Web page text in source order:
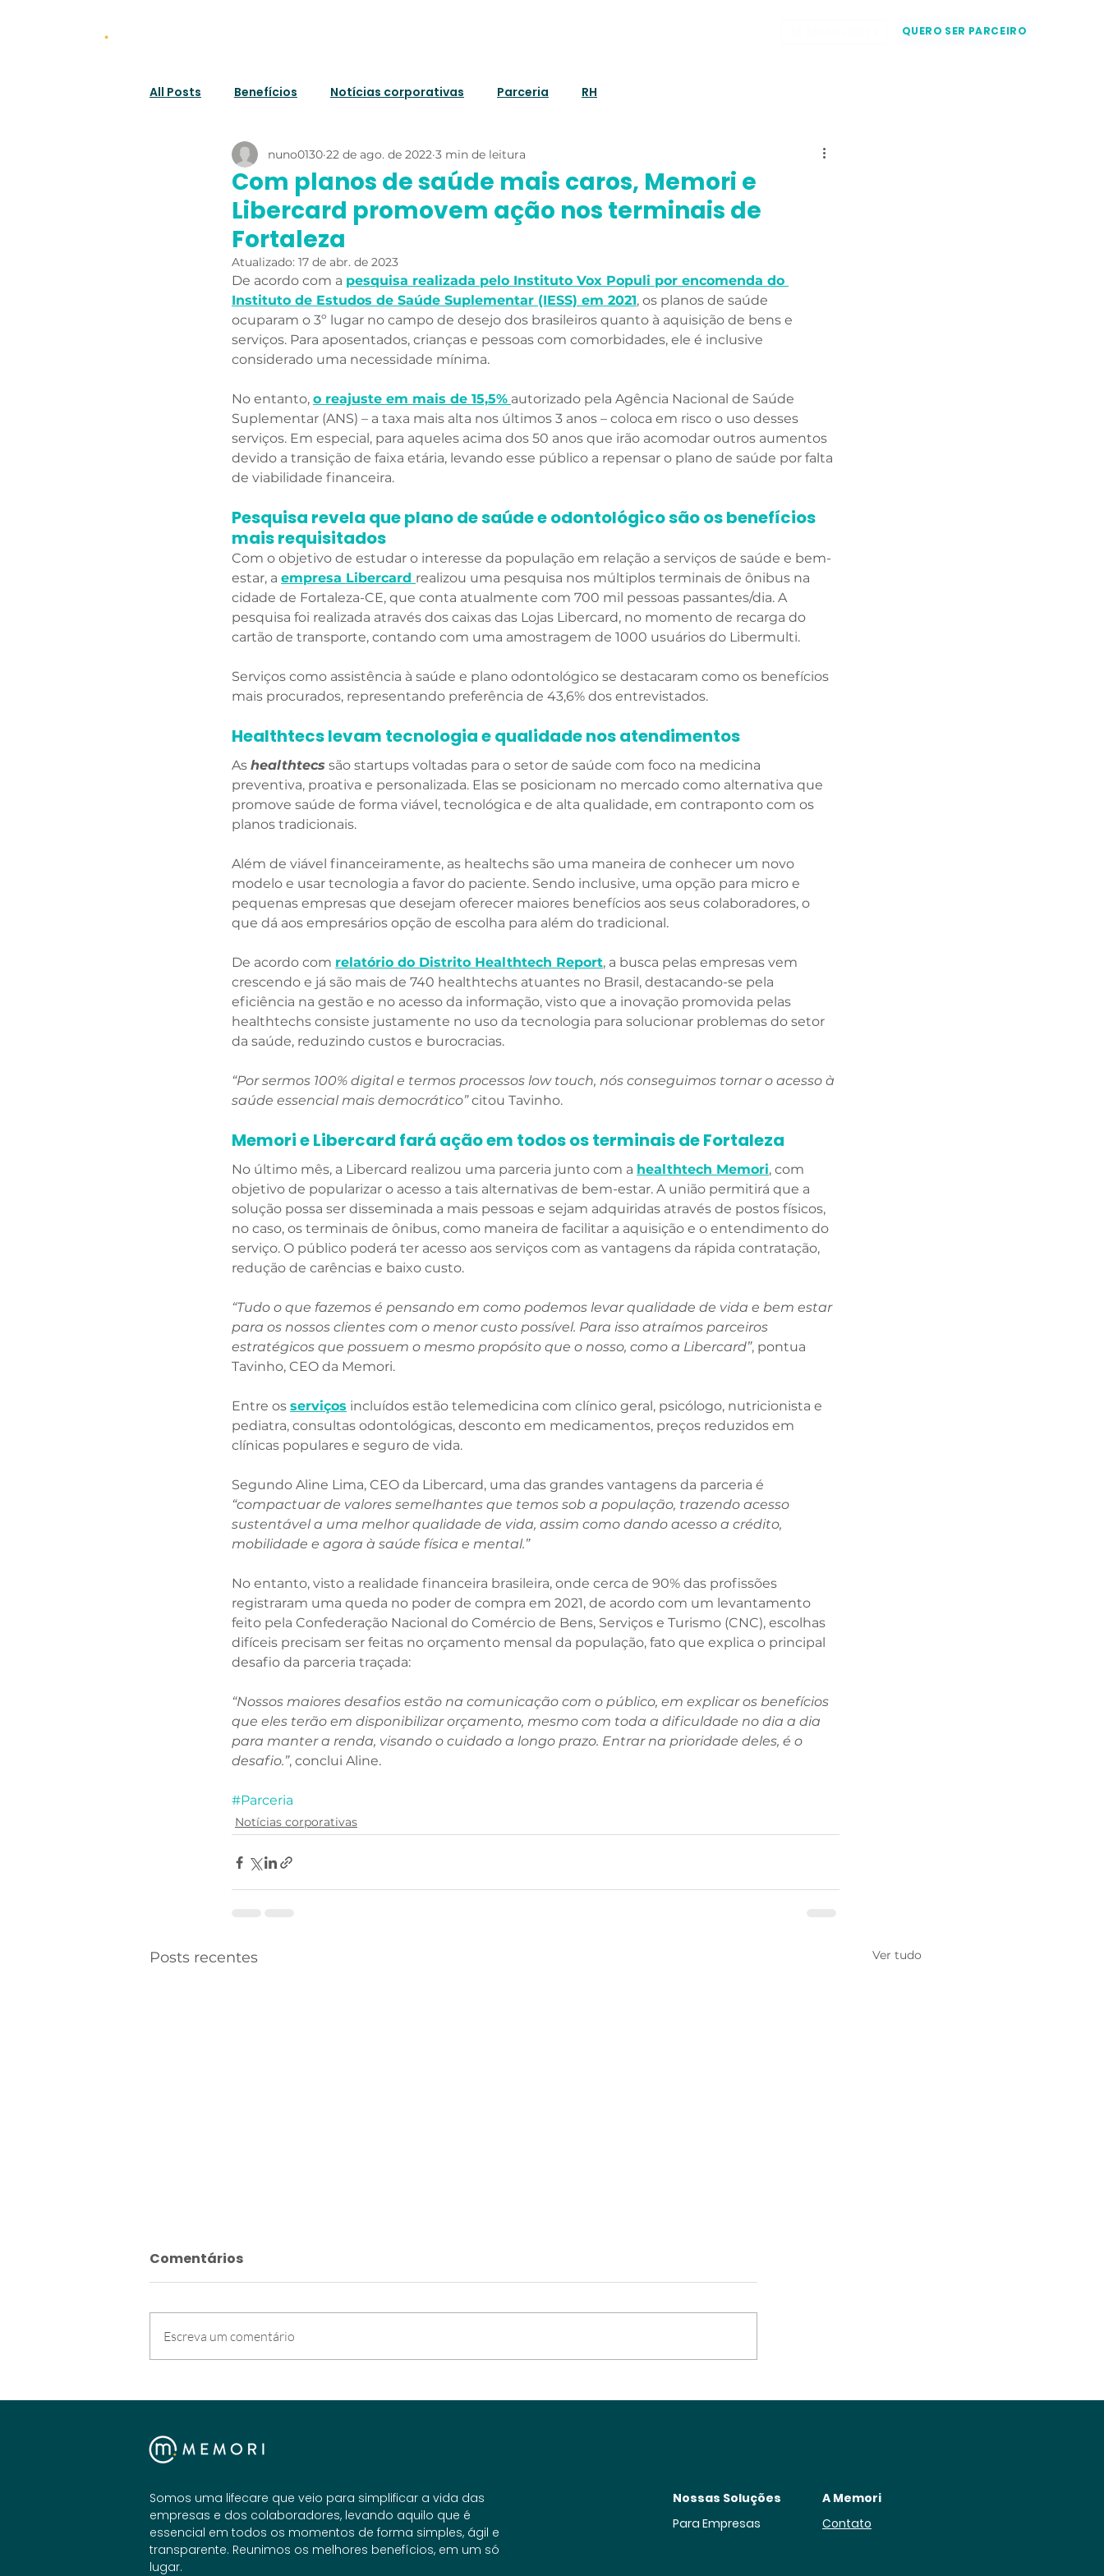
QUERO SER PARCEIRO
All Posts Benefícios Notícias corporativas Parceria RH
Com planos de saúde mais caros, Memori e
Libercard promovem ação nos terminais de
Fortaleza
nuno0130 22 de ago. de 2022 3 min de leitura
Atualizado: 17 de abr. de 2023
De acordo com a pesquisa realizada pelo Instituto Vox Populi por encomenda do
Instituto de Estudos de Saúde Suplementar (IESS) em 2021, os planos de saúde
ocuparam o 3º lugar no campo de desejo dos brasileiros quanto à aquisição de bens e
serviços. Para aposentados, crianças e pessoas com comorbidades, ele é inclusive
considerado uma necessidade mínima.
No entanto, o reajuste em mais de 15,5% autorizado pela Agência Nacional de Saúde
Suplementar (ANS) – a taxa mais alta nos últimos 3 anos – coloca em risco o uso desses
serviços. Em especial, para aqueles acima dos 50 anos que irão acomodar outros aumentos
devido a transição de faixa etária, levando esse público a repensar o plano de saúde por falta
de viabilidade financeira.
Pesquisa revela que plano de saúde e odontológico são os benefícios
mais requisitados
Com o objetivo de estudar o interesse da população em relação a serviços de saúde e bem-
estar, a empresa Libercard realizou uma pesquisa nos múltiplos terminais de ônibus na
cidade de Fortaleza-CE, que conta atualmente com 700 mil pessoas passantes/dia. A
pesquisa foi realizada através dos caixas das Lojas Libercard, no momento de recarga do
cartão de transporte, contando com uma amostragem de 1000 usuários do Libermulti.
Serviços como assistência à saúde e plano odontológico se destacaram como os benefícios
mais procurados, representando preferência de 43,6% dos entrevistados.
Healthtecs levam tecnologia e qualidade nos atendimentos
As healthtecs são startups voltadas para o setor de saúde com foco na medicina
preventiva, proativa e personalizada. Elas se posicionam no mercado como alternativa que
promove saúde de forma viável, tecnológica e de alta qualidade, em contraponto com os
planos tradicionais.
Além de viável financeiramente, as healtechs são uma maneira de conhecer um novo
modelo e usar tecnologia a favor do paciente. Sendo inclusive, uma opção para micro e
pequenas empresas que desejam oferecer maiores benefícios aos seus colaboradores, o
que dá aos empresários opção de escolha para além do tradicional.
De acordo com relatório do Distrito Healthtech Report, a busca pelas empresas vem
crescendo e já são mais de 740 healthtechs atuantes no Brasil, destacando-se pela
eficiência na gestão e no acesso da informação, visto que a inovação promovida pelas
healthtechs consiste justamente no uso da tecnologia para solucionar problemas do setor
da saúde, reduzindo custos e burocracias.
“Por sermos 100% digital e termos processos low touch, nós conseguimos tornar o acesso à
saúde essencial mais democrático” citou Tavinho.
Memori e Libercard fará ação em todos os terminais de Fortaleza
No último mês, a Libercard realizou uma parceria junto com a healthtech Memori, com
objetivo de popularizar o acesso a tais alternativas de bem-estar. A união permitirá que a
solução possa ser disseminada a mais pessoas e sejam adquiridas através de postos físicos,
no caso, os terminais de ônibus, como maneira de facilitar a aquisição e o entendimento do
serviço. O público poderá ter acesso aos serviços com as vantagens da rápida contratação,
redução de carências e baixo custo.
“Tudo o que fazemos é pensando em como podemos levar qualidade de vida e bem estar
para os nossos clientes com o menor custo possível. Para isso atraímos parceiros
estratégicos que possuem o mesmo propósito que o nosso, como a Libercard”, pontua
Tavinho, CEO da Memori.
Entre os serviços incluídos estão telemedicina com clínico geral, psicólogo, nutricionista e
pediatra, consultas odontológicas, desconto em medicamentos, preços reduzidos em
clínicas populares e seguro de vida.
Segundo Aline Lima, CEO da Libercard, uma das grandes vantagens da parceria é
“compactuar de valores semelhantes que temos sob a população, trazendo acesso
sustentável a uma melhor qualidade de vida, assim como dando acesso a crédito,
mobilidade e agora à saúde física e mental.”
No entanto, visto a realidade financeira brasileira, onde cerca de 90% das profissões
registraram uma queda no poder de compra em 2021, de acordo com um levantamento
feito pela Confederação Nacional do Comércio de Bens, Serviços e Turismo (CNC), escolhas
difíceis precisam ser feitas no orçamento mensal da população, fato que explica o principal
desafio da parceria traçada:
“Nossos maiores desafios estão na comunicação com o público, em explicar os benefícios
que eles terão em disponibilizar orçamento, mesmo com toda a dificuldade no dia a dia
para manter a renda, visando o cuidado a longo prazo. Entrar na prioridade deles, é o
desafio.”, conclui Aline.
#Parceria
Notícias corporativas
Posts recentes Ver tudo
prevenção
Comentários
Escreva um comentário
Somos uma lifecare que veio para simplificar a vida das
empresas e dos colaboradores, levando aquilo que é
essencial em todos os momentos de forma simples, ágil e
transparente. Reunimos os melhores benefícios, em um só
lugar.
Nossas Soluções
Para Empresas
A Memori
Contato